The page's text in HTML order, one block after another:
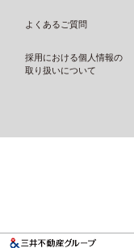
よくあるご質問
採用における個人情報の
取り扱いについて